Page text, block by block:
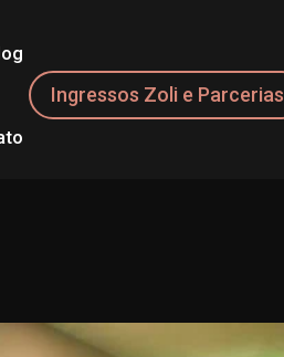
Ingressos Zoli e Parcerias